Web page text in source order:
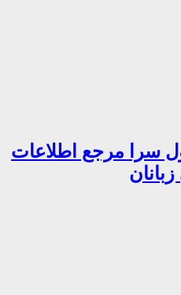
مرجع اطلاعات